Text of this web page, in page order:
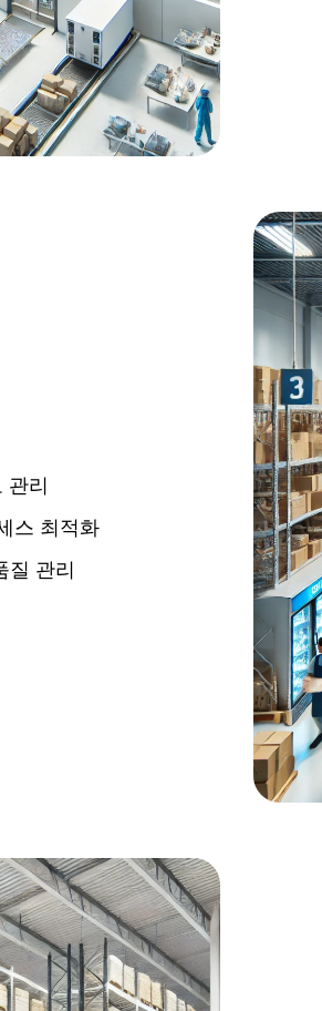
관리
스 최적화
질 관리